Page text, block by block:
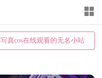
真cos在线观看的无名小站
T
o
g